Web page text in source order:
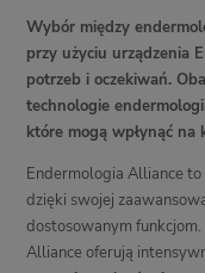
Wybór między
przy użyciu urządzenia
potrzeb i oczekiwań.
technologie
które mogą wpłynąć
Endermologia Alliance
dzięki swojej
dostosowanym
Alliance oferują